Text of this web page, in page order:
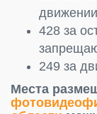
428 за
249 за
Места